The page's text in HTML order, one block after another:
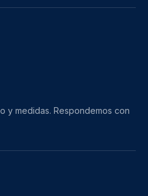
y medidas. Respondemos con